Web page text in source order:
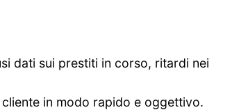
dati sui prestiti in corso, ritardi nei
in modo rapido e oggettivo.